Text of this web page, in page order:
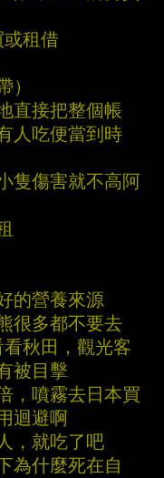
租借
）
直接把整個帳
人吃便當到時
隻傷害就不高阿
的營養來源
很多都不要去
秋田，觀光客
被目擊
，噴霧去日本買
迴避啊
，就吃了吧
為什麼死在自